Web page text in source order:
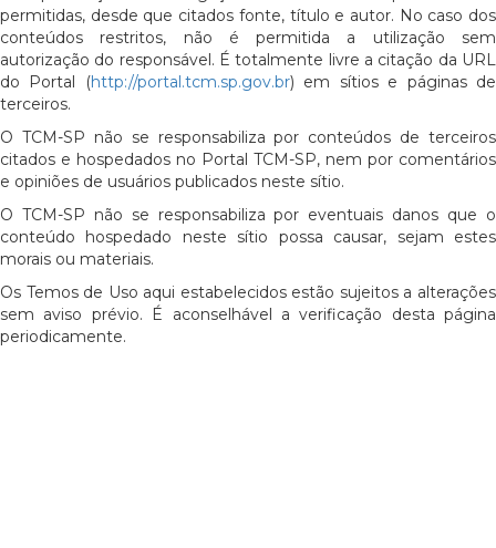
permitidas, desde que citados fonte, título e autor. No caso dos
conteúdos restritos, não é permitida a utilização sem
autorização do responsável. É totalmente livre a citação da URL
do Portal (http://portal.tcm.sp.gov.br) em sítios e páginas de
terceiros.
O TCM-SP não se responsabiliza por conteúdos de terceiros
citados e hospedados no Portal TCM-SP, nem por comentários
e opiniões de usuários publicados neste sítio.
O TCM-SP não se responsabiliza por eventuais danos que o
conteúdo hospedado neste sítio possa causar, sejam estes
morais ou materiais.
Os Temos de Uso aqui estabelecidos estão sujeitos a alterações
sem aviso prévio. É aconselhável a verificação desta página
periodicamente.